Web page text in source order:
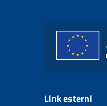
Link esterni